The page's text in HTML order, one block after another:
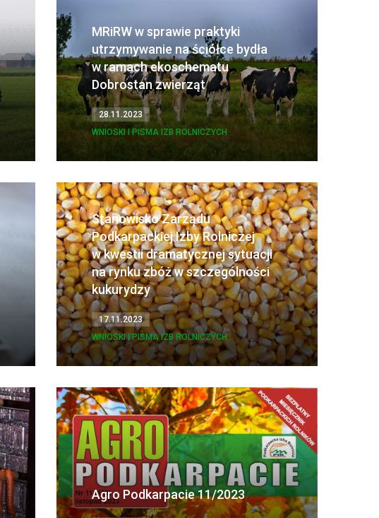
MRiRW w sprawie praktyki
utrzymywanie na ściółce bydła
w ramach ekoschematu
Dobrostan zwierząt
28.11.2023
WNIOSKI I PISMA IZB ROLNICZYCH
Stanowisko Zarządu
Podkarpackiej Izby Rolniczej
w kwestii dramatycznej sytuacji
na rynku zbóż w szczególności
kukurydzy
17.11.2023
WNIOSKI I PISMA IZB ROLNICZYCH
Agro Podkarpacie 11/2023